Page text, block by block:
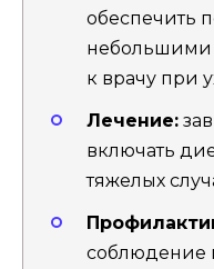
обеспечить
небольшими
к врачу при
Лечение:
включать
тяжелых
соблюдение